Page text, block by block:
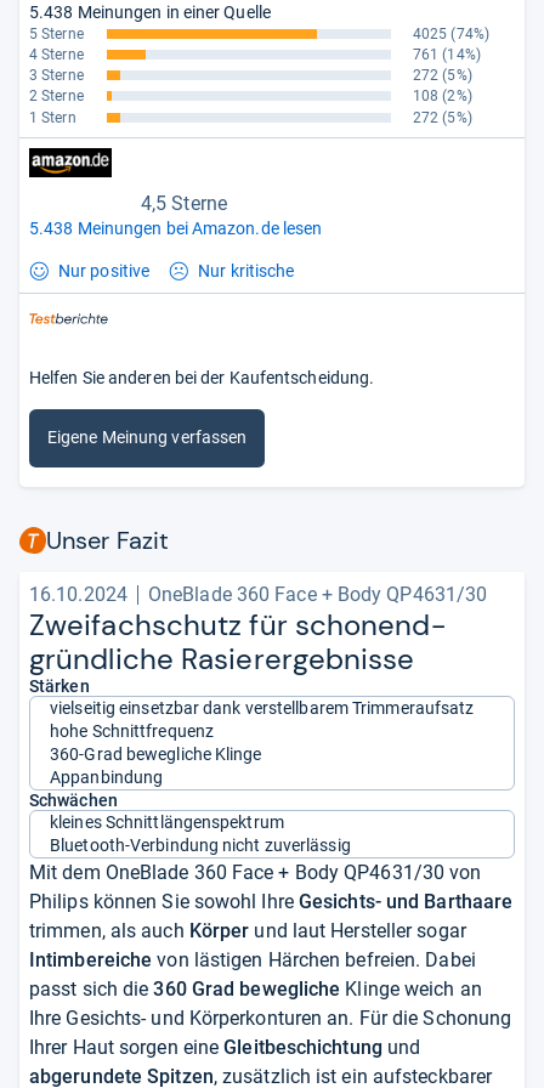
5.438 Meinungen in einer Quelle
5 Sterne 4025 (74%)
4 Sterne
761 (14%)
3 Sterne
272 (5%)
2 Sterne
108 (2%)
1 Stern
272 (5%)
4,5 Sterne
5.438 Meinungen bei Amazon.de lesen
Nur positive Nur kritische
Helfen Sie anderen bei der Kaufentscheidung.
Eigene Meinung verfassen
Unser Fazit
16.10.2024 OneBlade 360 Face + Body QP4631/30
Zwei­fach­schutz für scho­nend-​
gründ­li­che Rasie­rer­geb­nisse
Stärken
vielseitig einsetzbar dank verstellbarem Trimmeraufsatz
hohe Schnittfrequenz
360-Grad bewegliche Klinge
Appanbindung
Schwächen
kleines Schnittlängenspektrum
Bluetooth-Verbindung nicht zuverlässig
Mit dem OneBlade 360 Face + Body QP4631/30 von
Philips können Sie sowohl Ihre Gesichts- und Barthaare
trimmen, als auch Körper und laut Hersteller sogar
Intimbereiche von lästigen Härchen befreien. Dabei
passt sich die360 Grad bewegliche Klinge weich an
Ihre Gesichts- und Körperkonturen an. Für die Schonung
Ihrer Haut sorgen eineGleitbeschichtung und
abgerundete Spitzen, zusätzlich ist ein aufsteckbarer